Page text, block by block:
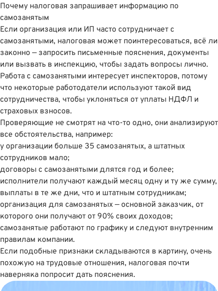
Почему налоговая запрашивает информацию по
самозанятым
Если организация или ИП часто сотрудничает с
самозанятыми, налоговая может поинтересоваться, всё ли
законно — запросить письменные пояснения, документы
или вызвать в инспекцию, чтобы задать вопросы лично.
Работа с самозанятыми интересует инспекторов, потому
что некоторые работодатели используют такой вид
сотрудничества, чтобы уклоняться от уплаты НДФЛ и
страховых взносов.
Проверяющие не смотрят на что‑то одно, они анализируют
все обстоятельства, например:
у организации больше 35 самозанятых, а штатных
сотрудников мало;
договоры с самозанятыми длятся год и более;
исполнители получают каждый месяц одну и ту же сумму,
выплаты в те же дни, что и штатным сотрудникам;
организация для самозанятых — основной заказчик, от
которого они получают от 90% своих доходов;
самозанятые работают по графику и следуют внутренним
правилам компании.
Если подобные признаки складываются в картину, очень
похожую на трудовые отношения, налоговая почти
наверняка попросит дать пояснения.